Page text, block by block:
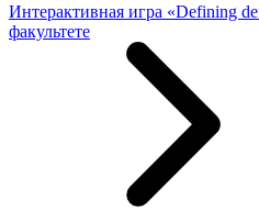
Интерактивная игра «Defining
факультете